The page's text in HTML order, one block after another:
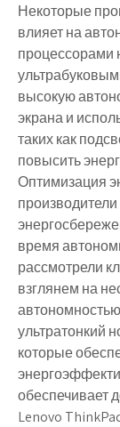
Некоторые
влияет на
процессорами
высокую
экрана и
таких как
повысить
Оптимизация
время
рассмотрели
взглянем на
ультратонкий
которые
обеспечивает
Lenovo